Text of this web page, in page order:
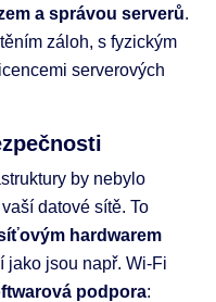
a správou serverů.
záloh, s fyzickým
serverových
by nebylo
datové sítě. To
hardwarem
jako jsou např. Wi-Fi
podpora: